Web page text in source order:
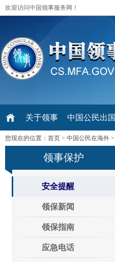
欢迎访问中国领事服务网！
关于领事 中国公民出国
您现在的位置： 首页 > 中国公民在海外 >
领事保护
安全提醒
领保新闻
领保指南
应急电话